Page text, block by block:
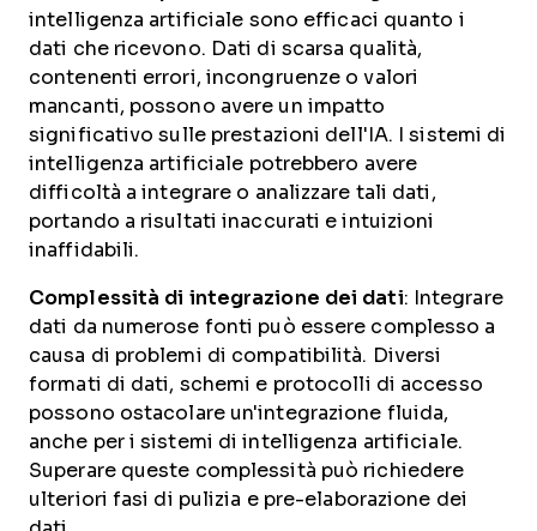
intelligenza artificiale sono efficaci quanto i
dati che ricevono. Dati di scarsa qualità,
contenenti errori, incongruenze o valori
mancanti, possono avere un impatto
significativo sulle prestazioni dell'IA. I sistemi di
intelligenza artificiale potrebbero avere
difficoltà a integrare o analizzare tali dati,
portando a risultati inaccurati e intuizioni
inaffidabili.
Complessità di integrazione dei dati: Integrare
dati da numerose fonti può essere complesso a
causa di problemi di compatibilità. Diversi
formati di dati, schemi e protocolli di accesso
possono ostacolare un'integrazione fluida,
anche per i sistemi di intelligenza artificiale.
Superare queste complessità può richiedere
ulteriori fasi di pulizia e pre-elaborazione dei